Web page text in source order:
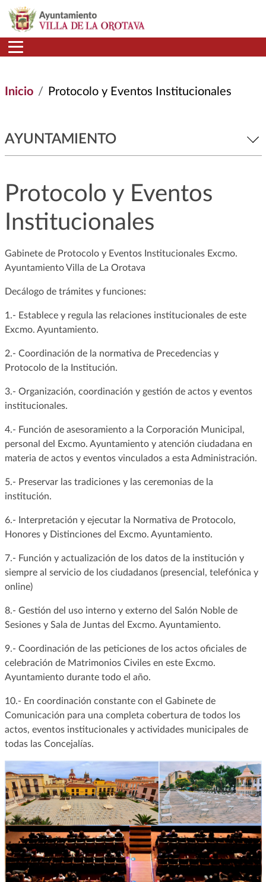
Pasar al contenido principal
Inicio Protocolo y Eventos Institucionales
AYUNTAMIENTO
Protocolo y Eventos
Institucionales
Gabinete de Protocolo y Eventos Institucionales Excmo.
Ayuntamiento Villa de La Orotava
Decálogo de trámites y funciones:
1.- Establece y regula las relaciones institucionales de este
Excmo. Ayuntamiento.
2.- Coordinación de la normativa de Precedencias y
Protocolo de la Institución.
3.- Organización, coordinación y gestión de actos y eventos
institucionales.
4.- Función de asesoramiento a la Corporación Municipal,
personal del Excmo. Ayuntamiento y atención ciudadana en
materia de actos y eventos vinculados a esta Administración.
5.- Preservar las tradiciones y las ceremonias de la
institución.
6.- Interpretación y ejecutar la Normativa de Protocolo,
Honores y Distinciones del Excmo. Ayuntamiento.
7.- Función y actualización de los datos de la institución y
siempre al servicio de los ciudadanos (presencial, telefónica y
online)
8.- Gestión del uso interno y externo del Salón Noble de
Sesiones y Sala de Juntas del Excmo. Ayuntamiento.
9.- Coordinación de las peticiones de los actos oficiales de
celebración de Matrimonios Civiles en este Excmo.
Ayuntamiento durante todo el año.
10.- En coordinación constante con el Gabinete de
Comunicación para una completa cobertura de todos los
actos, eventos institucionales y actividades municipales de
todas las Concejalías.